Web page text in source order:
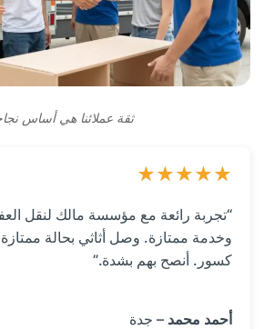
ثقة عملائنا هي أساس
“تجربة رائعة مع مؤسسة مالك لنقل
وخدمة ممتازة. وصل أثاثي بحالة
كسور. أنصح بهم بشدة.”
أحمد محمد – جدة